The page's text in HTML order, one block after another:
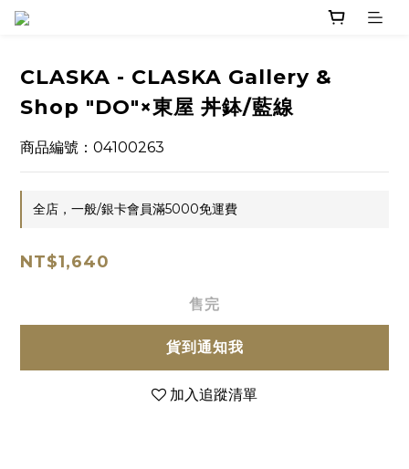
CLASKA - CLASKA Gallery &
Shop "DO"×東屋 丼鉢/藍線
商品編號：04100263
全店，一般/銀卡會員滿5000免運費
NT$1,640
售完
貨到通知我
加入追蹤清單